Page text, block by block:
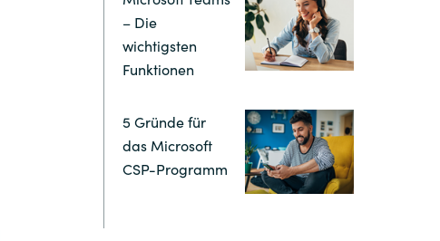
Hungary
Indonesia
Latvia
Middle East
– Die
wichtigsten
Funktionen
5 Gründe für
das Microsoft
CSP-Programm